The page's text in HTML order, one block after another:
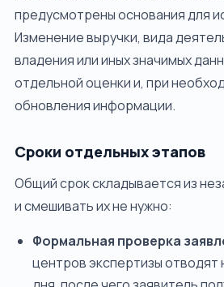
предусмотрены основания для
Изменение выручки, вида
владения или иных значимых
отдельной оценки и, при
обновления информации.
Сроки отдельных этапов
Общий срок складывается из
и смешивать их не нужно:
Формальная проверка
центров экспертизы отводят